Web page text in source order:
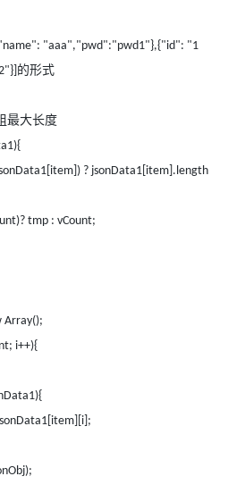
"aaa","pwd":"pwd1"},{"id": "1
的形式
最大长度
? jsonData1[item].length
tmp : vCount;
Array();
i++){